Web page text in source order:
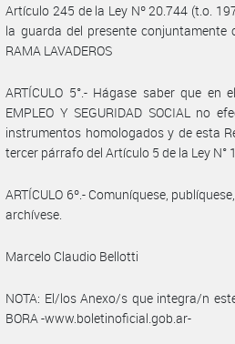
Artículo 245 de la Ley Nº 20.744 (t.o.
la guarda del presente conjuntamente
RAMA LAVADEROS
ARTÍCULO 5°.- Hágase saber que en
EMPLEO Y SEGURIDAD SOCIAL no
instrumentos homologados y de esta
tercer párrafo del Artículo 5 de la Ley N°
ARTÍCULO 6º.- Comuníquese,
archívese.
Marcelo Claudio Bellotti
NOTA: El/los Anexo/s que integra/n
BORA -www.boletinoficial.gob.ar-